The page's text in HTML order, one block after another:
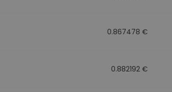
0.867478 €
0.882192 €